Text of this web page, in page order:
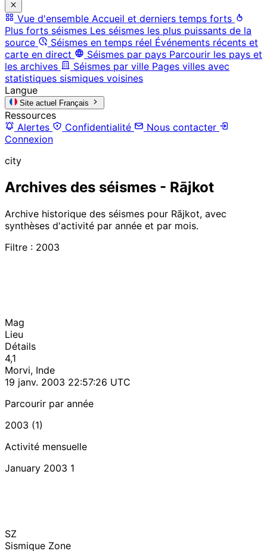
Vue d'ensemble Accueil et derniers temps forts
Plus forts séismes Les séismes les plus puissants de la
source
Séismes en temps réel Événements récents et
carte en direct
Séismes par pays Parcourir les pays et
les archives
Séismes par ville Pages villes avec
statistiques sismiques voisines
Langue
Site actuel Français
Ressources
Alertes
Confidentialité
Nous contacter
Connexion
city
Archives des séismes - Rājkot
Archive historique des séismes pour Rājkot, avec
synthèses d'activité par année et par mois.
Filtre : 2003
Mag
Lieu
Détails
4,1
Morvi, Inde
19 janv. 2003 22:57:26 UTC
Parcourir par année
2003 (1)
Activité mensuelle
January 2003 1
SZ
Sismique Zone